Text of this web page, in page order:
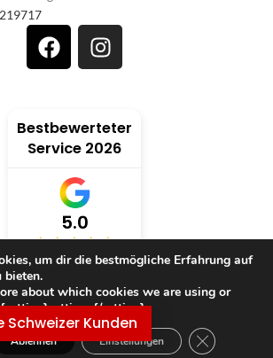
Bestbewerteter
Service 2026
5.0
verifiziert von: Trustindex
um dir die bestmögliche Erfahrung auf
bieten.
about which cookies we are using or
setting].
Ablehnen Einstellungen GDPR
Schweizer Kunden